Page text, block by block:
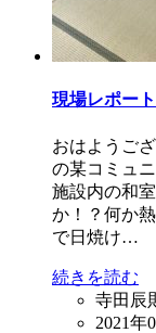
現場レポー
おはようご
の某コミュ
施設内の和
か！？何か
で日焼け…
続きを読む
寺田辰
2021年